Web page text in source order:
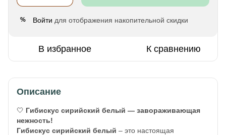
% Войти для отображения накопительной скидки
В избранное К сравнению
Описание
🤍 Гибискус сирийский белый — завораживающая
нежность!
Гибискус сирийский белый – это настоящая